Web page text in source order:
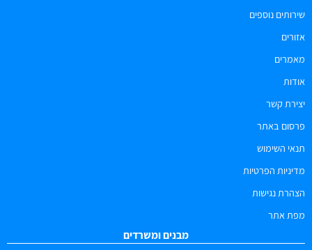
שירותים נוספים
אזורים
מאמרים
אודות
יצירת קשר
פרסום באתר
תנאי השימוש
מדיניות הפרטיות
הצהרת נגישות
מפת אתר
מבנים ומשרדים